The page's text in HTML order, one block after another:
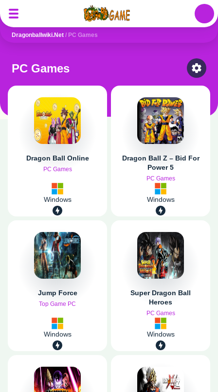
Dragonballwiki.net / PC Games
PC Games
Select
Dragon Ball Online
PC Games
Windows
Dragon Ball Z – Bid For
Power 5
PC Games
Windows
Jump Force
Top Game PC
Windows
Super Dragon Ball
Heroes
PC Games
Windows